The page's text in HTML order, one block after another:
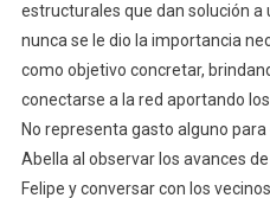
estructurales que dan solución a
nunca se le dio la importancia
como objetivo concretar,
conectarse a la red aportando
No representa gasto alguno
Abella al observar los avances
Felipe y conversar con los